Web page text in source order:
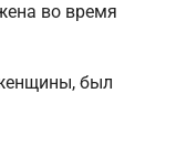
во время
был